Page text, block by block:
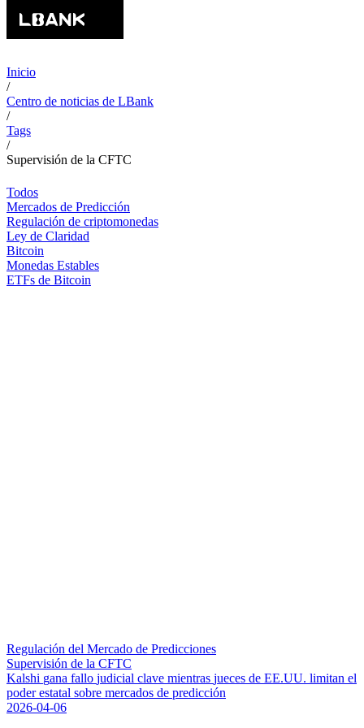
Inicio
/
Centro de noticias de LBank
/
Tags
/
Supervisión de la CFTC
Todos
Mercados de Predicción
Regulación de criptomonedas
Ley de Claridad
Bitcoin
Monedas Estables
ETFs de Bitcoin
Regulación del Mercado de Predicciones
Supervisión de la CFTC
Kalshi gana fallo judicial clave mientras jueces de EE.UU. limitan el
poder estatal sobre mercados de predicción
2026-04-06